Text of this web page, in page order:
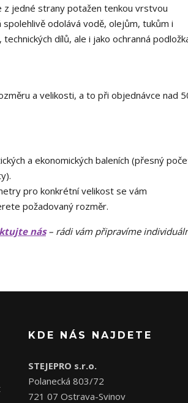
z jedné strany potažen tenkou vrstvou
odolává vodě, olejům, tukům i
dílů, ale i jako ochranná
a velikosti, a to při objednávce nad
a ekonomických baleních (přesný
pro konkrétní velikost se vám
požadovaný rozměr.
nás– rádi vám připravíme
KDE NÁS NAJDETE
STEJEPRO s.r.o.
Polanecká 803/72
721 07 Ostrava-Svinov